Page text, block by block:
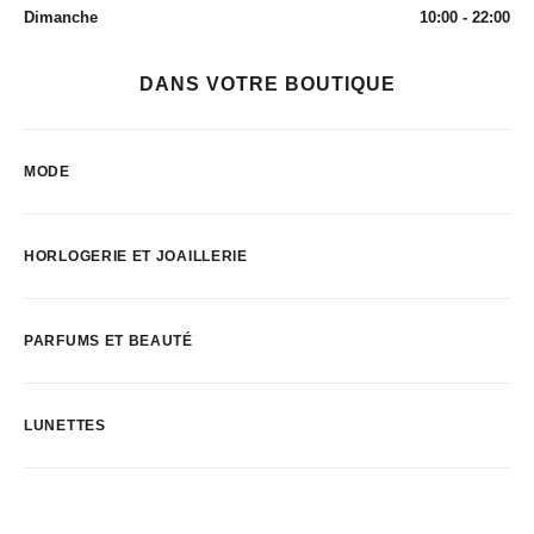
Dimanche
10:00 - 22:00
DANS VOTRE BOUTIQUE
MODE
HORLOGERIE ET JOAILLERIE
PARFUMS ET BEAUTÉ
LUNETTES